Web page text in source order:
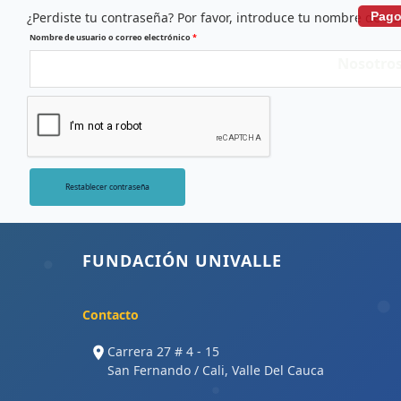
contenido
¿Perdiste tu contraseña? Por favor, introduce tu nombre de
Nombre de usuario o correo electrónico*
Obligatorio
Restablecer contraseña
FUNDACIÓN UNIVALLE
Contacto
Carrera 27 # 4 - 15
San Fernando / Cali, Valle Del Cauca